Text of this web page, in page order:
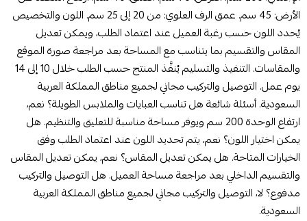
الأرض: 45 سم. عمق الرف العلوي: من 20 إلى 25 سم. اللون والتخصيص
يُحدد اللون حسب رغبة العميل عند اعتماد الطلب، ويمكن تعديل
المقاس والتقسيم بما يتناسب مع المساحة بعد مراجعة صورة الموقع
والمقاسات. التنفيذ والتسليم يُنفَّذ المنتج حسب الطلب خلال 10 إلى 14
يوم عمل. التوصيل والتركيب مجاني لجميع مناطق المملكة العربية
السعودية. أسئلة شائعة هل تناسب العبايات والملابس الطويلة؟ نعم،
ارتفاع الوحدة 200 سم ويوفر مساحة مناسبة للتعليق والتنظيم. هل
يمكن اختيار اللون؟ نعم، يتم تحديد اللون عند اعتماد الطلب وفق
الخيارات المتاحة. هل يمكن تعديل المقاس؟ نعم، يمكن تعديل المقاس
والتقسيم الداخلي بعد مراجعة مساحة العميل. هل التوصيل والتركيب
مدفوع؟ لا، التوصيل والتركيب مجاني لجميع مناطق المملكة العربية
السعودية.